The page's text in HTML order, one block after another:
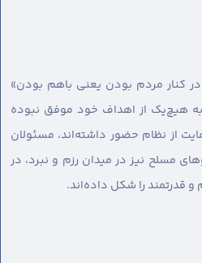
«در کنار مردم بودن یعنی باهم بودن»
هیچ‌یک از اهداف خود موفق نبوده
از نظام حضور داشته‌اند، مسئولان
مسلح نیز در میدان رزم و نبرد، در
قدرتمند را شکل داده‌اند.